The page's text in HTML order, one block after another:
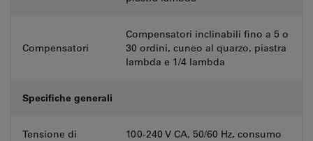
Compensatori
Compensatori inclinabili fino a 5 o
30 ordini, cuneo al quarzo, piastra
lambda e 1/4 lambda
Specifiche generali
Tensione di
100-240 V CA, 50/60 Hz, consumo